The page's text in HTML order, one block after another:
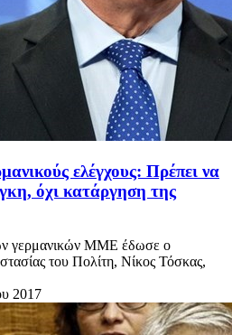
ελέγχους: Πρέπει να
όχι κατάργηση της
γερμανικών ΜΜΕ έδωσε ο
του Πολίτη, Νίκος Τόσκας,
2017